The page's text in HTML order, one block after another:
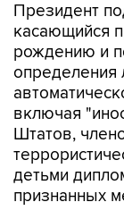
Президент
касающийся
рождению и
определения
включая
Штатов,
детьми
признанных